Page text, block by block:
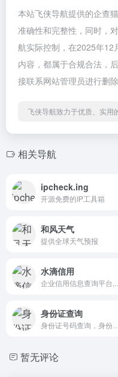
本站飞侠导航提供的企查
准确性和完整性，同时，
航实际控制，在2025年12
内容，都属于合规合法，
接联系网站管理员进行删
飞侠导航致力于优质、实用
相关导航
ipcheck.ing
开源免费的IP工具箱
和风天气
提供全球天气预报
水滴信用
身份证查询
暂无评论